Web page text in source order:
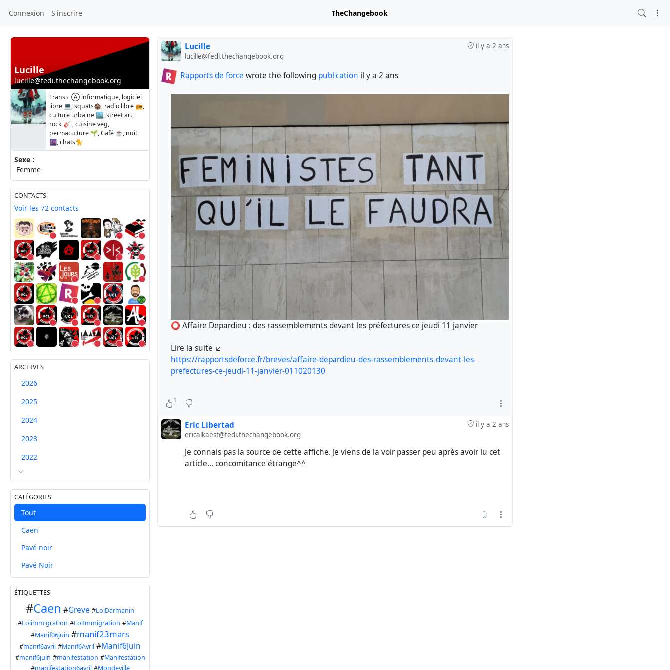
Connexion S'inscrire TheChangebook
Lucille
lucille@fedi.thechangebook.org
Trans♀ Ⓐ informatique, logiciel
libre 💻, squats🏚, radio libre 📻,
culture urbaine 🏙, street art,
rock 🎸 , cuisine veg,
permaculture 🌱, Café ☕, nuit
🌆, chats🐈
Sexe :
Femme
CONTACTS
Voir les 72 contacts
ARCHIVES
2026
2025
2024
2023
2022
CATÉGORIES
Tout
Caen
Pavé noir
Pavé Noir
ÉTIQUETTES
#Caen #Greve #LoiDarmanin
#Loiimmigration #LoiImmigration #Manif
#Manif06juin #manif23mars
#manif6avril #Manif6Avril #Manif6Juin
#manif6juin #manifestation #Manifestation
#manifestation6avril #Mondeville
il y a 2 ans
Lucille
lucille@fedi.thechangebook.org
Rapports de force wrote the following publication il y a 2 ans
⭕ Affaire Depardieu : des rassemblements devant les préfectures ce jeudi 11 janvier
Lire la suite ↙️
https://rapportsdeforce.fr/breves/affaire-depardieu-des-rassemblements-devant-les-
prefectures-ce-jeudi-11-janvier-011020130
1
il y a 2 ans
Eric Libertad
ericalkaest@fedi.thechangebook.org
Je connais pas la source de cette affiche. Je viens de la voir passer peu après avoir lu cet
article... concomitance étrange^^